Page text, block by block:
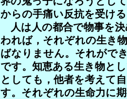
からの手痛い反抗を受け
人は人の都合で物事を
われば，それぞれの生き
ばなりません。それがで
です。知恵ある生き物と
としても，他者を考えて
す。それぞれの生命力に